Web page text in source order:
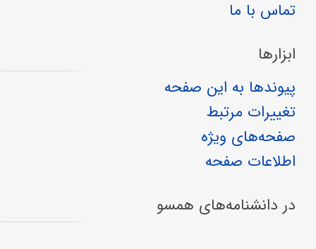
تماس با ما
ابزارها
پیوندها به این صفحه
تغییرات مرتبط
صفحه‌های ویژه
اطلاعات صفحه
در دانشنامه‌های همسو